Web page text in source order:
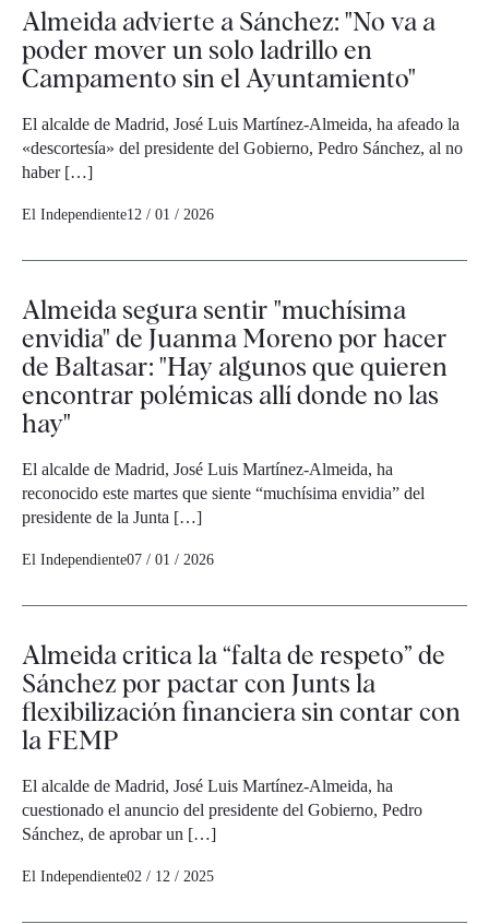
Almeida advierte a Sánchez: "No va a
poder mover un solo ladrillo en
Campamento sin el Ayuntamiento"
El alcalde de Madrid, José Luis Martínez-Almeida, ha afeado la
«descortesía» del presidente del Gobierno, Pedro Sánchez, al no
haber […]
El Independiente12 / 01 / 2026
Almeida segura sentir "muchísima
envidia" de Juanma Moreno por hacer
de Baltasar: "Hay algunos que quieren
encontrar polémicas allí donde no las
hay"
El alcalde de Madrid, José Luis Martínez-Almeida, ha
reconocido este martes que siente “muchísima envidia” del
presidente de la Junta […]
El Independiente07 / 01 / 2026
Almeida critica la “falta de respeto” de
Sánchez por pactar con Junts la
flexibilización financiera sin contar con
la FEMP
El alcalde de Madrid, José Luis Martínez-Almeida, ha
cuestionado el anuncio del presidente del Gobierno, Pedro
Sánchez, de aprobar un […]
El Independiente02 / 12 / 2025